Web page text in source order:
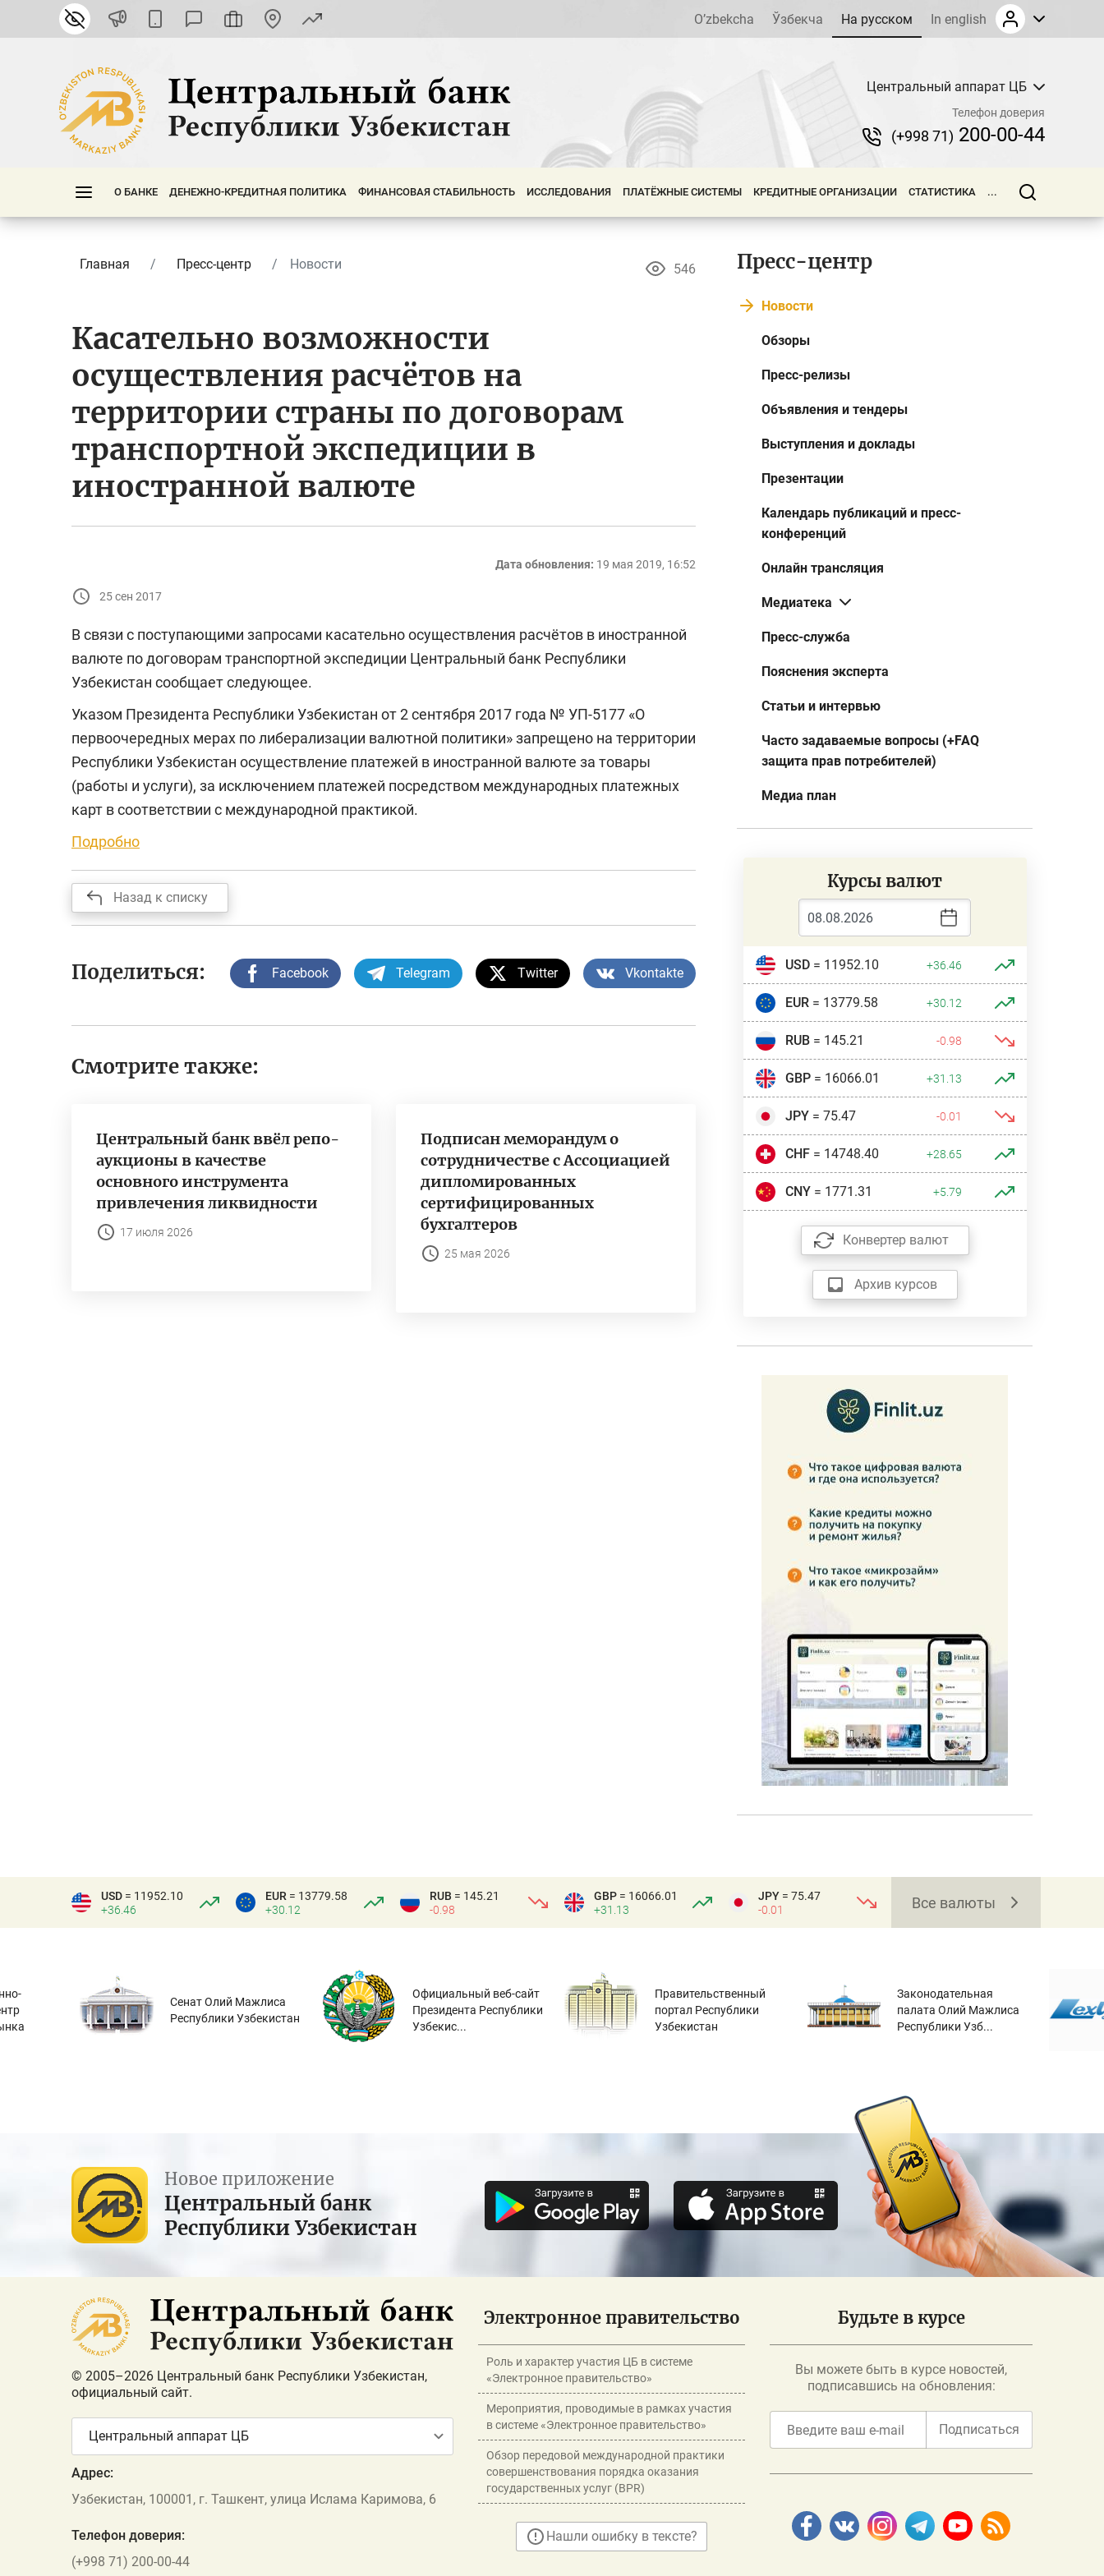
O’zbekcha Ўзбекча На русском In english
Центральный аппарат ЦБ
Телефон доверия
(+998 71) 200-00-44
О БАНКЕ ДЕНЕЖНО-КРЕДИТНАЯ ПОЛИТИКА ФИНАНСОВАЯ СТАБИЛЬНОСТЬ ИССЛЕДОВАНИЯ ПЛАТЁЖНЫЕ СИСТЕМЫ КРЕДИТНЫЕ ОРГАНИЗАЦИИ СТАТИСТИКА ...
Главная Пресс-центр Новости 546
Касательно возможности
осуществления расчётов на
территории страны по договорам
транспортной экспедиции в
иностранной валюте
Дата обновления: 19 мая 2019, 16:52
25 сен 2017
В связи с поступающими запросами касательно осуществления расчётов в иностранной
валюте по договорам транспортной экспедиции Центральный банк Республики
Узбекистан сообщает следующее.
Указом Президента Республики Узбекистан от 2 сентября 2017 года № УП-5177 «О
первоочередных мерах по либерализации валютной политики» запрещено на территории
Республики Узбекистан осуществление платежей в иностранной валюте за товары
(работы и услуги), за исключением платежей посредством международных платежных
карт в соответствии с международной практикой.
Подробно
Назад к списку
Поделиться: Facebook Telegram Twitter Vkontakte
Смотрите также:
Центральный банк ввёл репо-
аукционы в качестве
основного инструмента
привлечения ликвидности
17 июля 2026
Подписан меморандум о
сотрудничестве с Ассоциацией
дипломированных
сертифицированных
бухгалтеров
25 мая 2026
Пресс-центр
Новости
Обзоры
Пресс-релизы
Объявления и тендеры
Выступления и доклады
Презентации
Календарь публикаций и пресс-
конференций
Онлайн трансляция
Медиатека
Пресс-служба
Пояснения эксперта
Статьи и интервью
Часто задаваемые вопросы (+FAQ
защита прав потребителей)
Медиа план
Курсы валют
USD= 11952.10 +36.46
EUR= 13779.58 +30.12
RUB= 145.21 -0.98
GBP= 16066.01 +31.13
JPY= 75.47 -0.01
CHF= 14748.40 +28.65
CNY= 1771.31 +5.79
Конвертер валют
Архив курсов
USD = 11952.10
+36.46
EUR = 13779.58
+30.12
RUB = 145.21
-0.98
GBP = 16066.01
+31.13
JPY = 75.47
-0.01
Все валюты
Сенат Олий Мажлиса
Республики Узбекистан
Официальный веб-сайт
Президента Республики
Узбекис...
Правительственный
портал Республики
Узбекистан
Законодательная
палата Олий Мажлиса
Республики Узб...
Новое приложение
Центральный банк
Республики Узбекистан
© 2005–2026 Центральный банк Республики Узбекистан,
официальный сайт.
Центральный аппарат ЦБ
Адрес:
Узбекистан, 100001, г. Ташкент, улица Ислама Каримова, 6
Телефон доверия:
(+998 71) 200-00-44
Электронное правительство
Роль и характер участия ЦБ в системе
«Электронное правительство»
Мероприятия, проводимые в рамках участия
в системе «Электронное правительство»
Обзор передовой международной практики
совершенствования порядка оказания
государственных услуг (BPR)
Нашли ошибку в тексте?
Будьте в курсе
Вы можете быть в курсе новостей,
подписавшись на обновления:
Подписаться